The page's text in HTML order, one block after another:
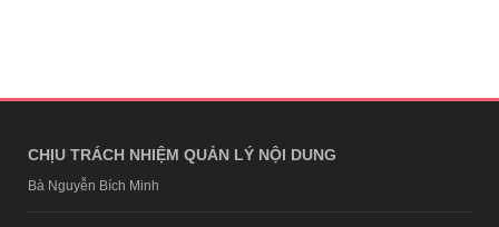
CHỊU TRÁCH NHIỆM QUẢN LÝ NỘI DUNG
Bà Nguyễn Bích Minh